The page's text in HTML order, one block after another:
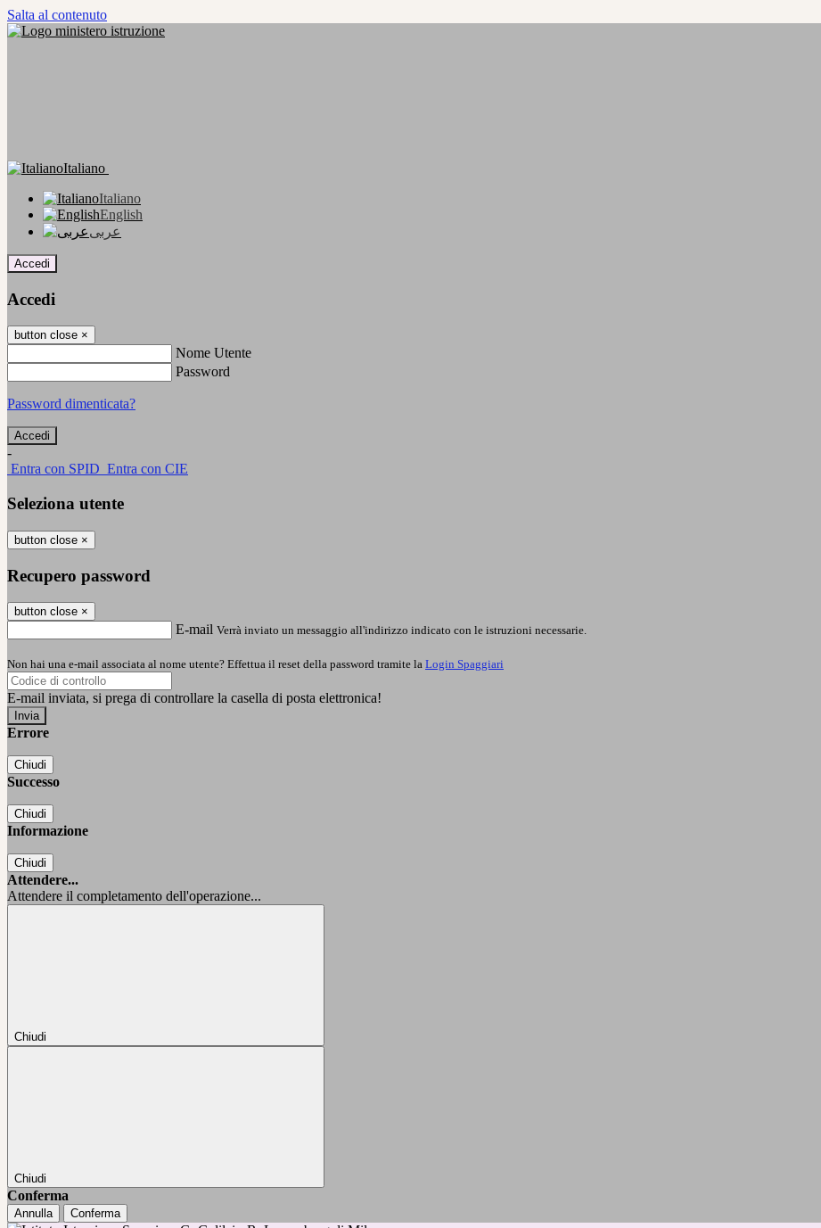
Salta al contenuto
Italiano
Italiano
English
عربى
Accedi
Accedi
button close ×
Nome Utente
Password
Password dimenticata?
-
Entra con SPID Entra con CIE
Seleziona utente
button close ×
Recupero password
button close ×
E-mail Verrà inviato un messaggio all'indirizzo indicato con le istruzioni necessarie.
Non hai una e-mail associata al nome utente? Effettua il reset della password tramite la Login Spaggiari
E-mail inviata, si prega di controllare la casella di posta elettronica!
Errore
Chiudi
Successo
Chiudi
Informazione
Chiudi
Attendere...
Attendere il completamento dell'operazione...
Chiudi
Chiudi
Conferma
Annulla Conferma